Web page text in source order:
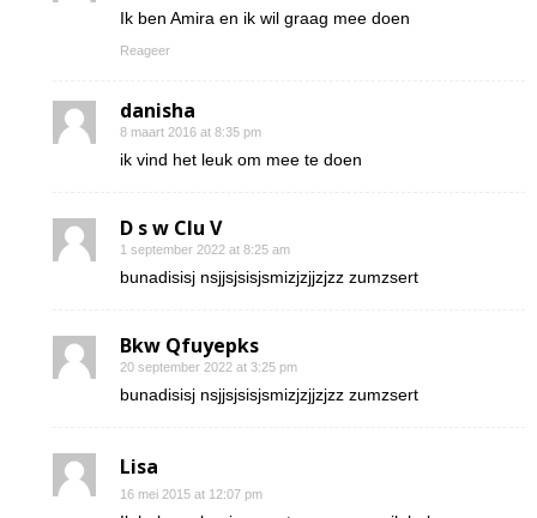
Ik ben Amira en ik wil graag mee doen
Reageer
danisha
8 maart 2016 at 8:35 pm
ik vind het leuk om mee te doen
D s w Clu V
1 september 2022 at 8:25 am
bunadisisj nsjjsjsisjsmizjzjjzjzz zumzsert
Bkw Qfuyepks
20 september 2022 at 3:25 pm
bunadisisj nsjjsjsisjsmizjzjjzjzz zumzsert
Lisa
16 mei 2015 at 12:07 pm